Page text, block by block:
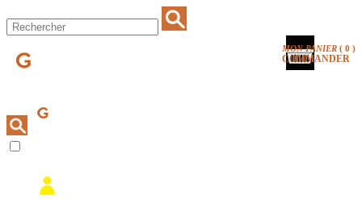
MON PANIER ( 0 )
COMMANDER